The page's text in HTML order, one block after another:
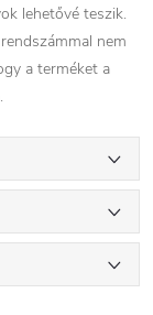
lehetővé teszik.
nem
a terméket a